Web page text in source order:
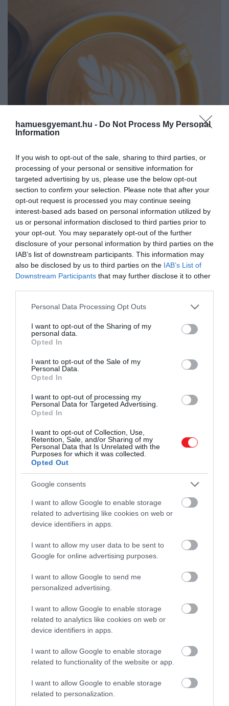
hamuesgyemant.hu - Do Not Process My Personal
Information
If you wish to opt-out of the sale, sharing to third parties, or
processing of your personal or sensitive information for
targeted advertising by us, please use the below opt-out
section to confirm your selection. Please note that after your
opt-out request is processed you may continue seeing
interest-based ads based on personal information utilized by
us or personal information disclosed to third parties prior to
your opt-out. You may separately opt-out of the further
disclosure of your personal information by third parties on the
IAB’s list of downstream participants. This information may
also be disclosed by us to third parties on the IAB’s List of
Downstream Participants that may further disclose it to other
Please note that this website/app uses one or more Google
not limited to your visit or usage behaviour. You may click to
grant or deny consent to Google and its third-party tags to
use your data for below specified purposes in below Google
consent section.
Personal Data Processing Opt Outs
I want to opt-out of the Sharing of my
personal data.
Opted In
I want to opt-out of the Sale of my
Personal Data.
Opted In
I want to opt-out of processing my
Personal Data for Targeted Advertising.
Opted In
I want to opt-out of Collection, Use,
Retention, Sale, and/or Sharing of my
Personal Data that Is Unrelated with the
Purposes for which it was collected.
Opted Out
Google consents
I want to allow Google to enable storage
related to advertising like cookies on web or
device identifiers in apps.
I want to allow my user data to be sent to
Google for online advertising purposes.
I want to allow Google to send me
personalized advertising.
I want to allow Google to enable storage
related to analytics like cookies on web or
device identifiers in apps.
I want to allow Google to enable storage
related to functionality of the website or app.
I want to allow Google to enable storage
related to personalization.
Azok, akik Bécset Európa
kávéfővárosaként emlegetik, általában a
klasszikus, békebeli kávéházi élményre
gondolnak – pedig az osztrák nagyváros
az újhullámos (specialty) kávékultúra
terén is ott van a kontinentális
élvonalban. Cikkünkben 4 olyan helyet
mutatunk be, ahová mindenkinek, aki
szeretne…
2025. SZEPTEMBER 27. ● GERLEI DÁVID
4 újhullámos kávézó Bécsben,
ha a klasszikus helyett
valami…
GERLEI DÁVID
2025. SZEPTEMBER 26. ● HAMU ÉS GYÉMÁNT